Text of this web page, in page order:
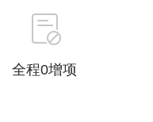
全程0增项